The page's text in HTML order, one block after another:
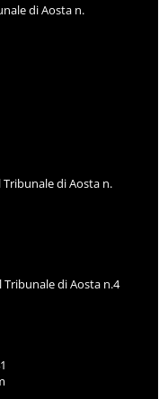
di Aosta n.
di Aosta n.
di Aosta n.4